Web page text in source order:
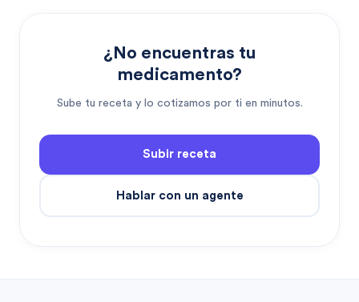
¿No encuentras tu
medicamento?
Sube tu receta y lo cotizamos por ti en minutos.
Subir receta
Hablar con un agente